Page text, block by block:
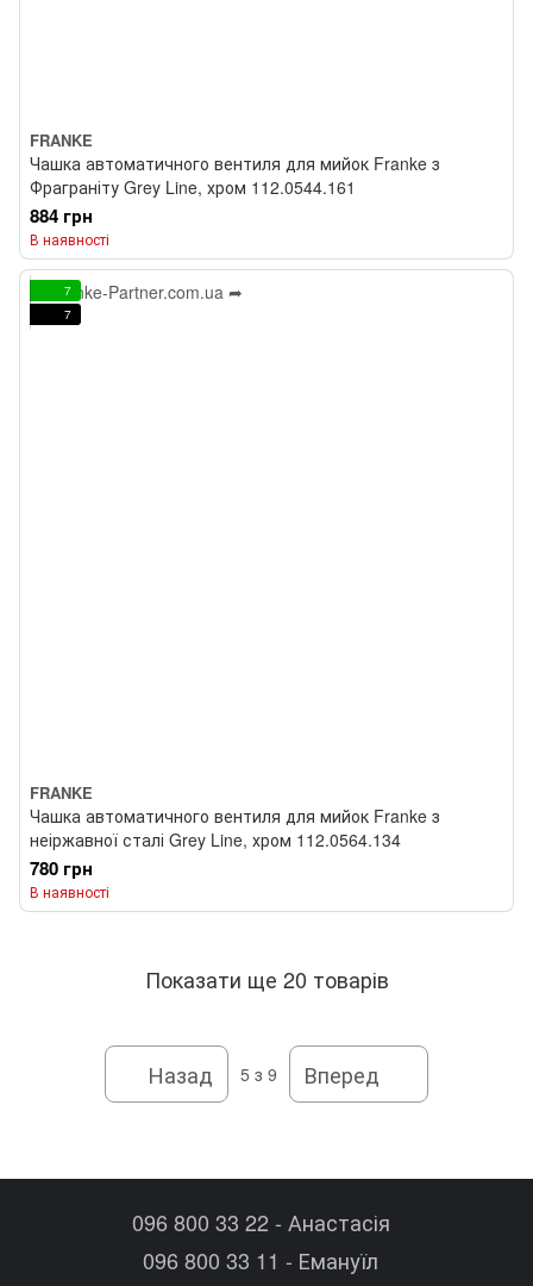
FRANKE
Чашка автоматичного вентиля для мийок Franke з
Фраграніту Grey Line, хром 112.0544.161
884 грн
В наявності
7
7
FRANKE
Чашка автоматичного вентиля для мийок Franke з
неіржавної сталі Grey Line, хром 112.0564.134
780 грн
В наявності
Показати ще 20 товарів
Назад 5 з 9 Вперед
096 800 33 22 - Анастасія
096 800 33 11 - Емануїл